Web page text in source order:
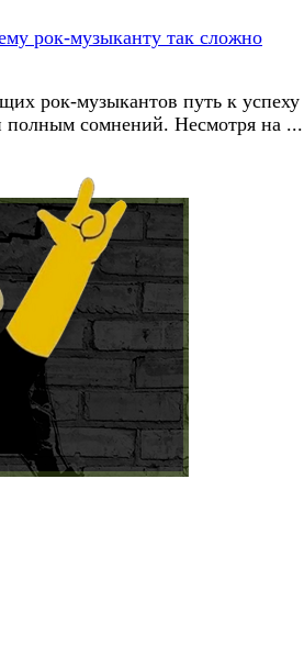
рок-музыкантов путь к успеху
полным сомнений. Несмотря на ...